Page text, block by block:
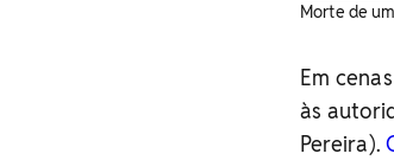
Morte de
Em
às
Pereira).